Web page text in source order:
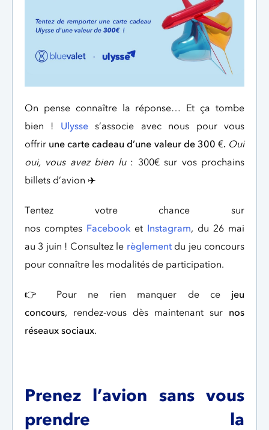
On pense connaître la réponse… Et ça tombe
bien ! Ulysses’associe avec nous pour vous
offrir une carte cadeau d’une valeur de 300 €. Oui
oui, vous avez bien lu: 300€ sur vos prochains
billets d’avion ✈️
Tentez votre chance sur
nos comptes Facebook et Instagram, du 26 mai
au 3 juin ! Consultez le règlementdu jeu concours
pour connaître les modalités de participation.
👉 Pour ne rien manquer de ce jeu
concours, rendez-vous dès maintenant sur nos
réseaux sociaux.
Prenez l’avion sans vous
prendre la